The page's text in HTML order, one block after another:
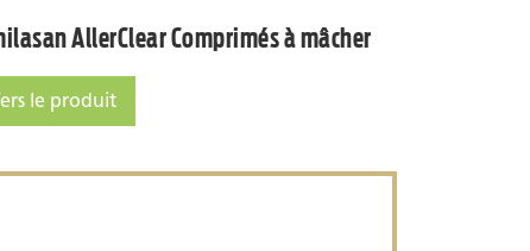
AllerClear Comprimés à mâcher
AllerClear Comprimés à mâcher
le produit